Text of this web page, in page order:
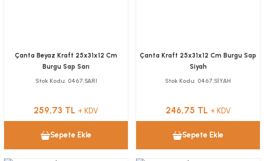
Çanta Beyaz Kraft 25x31x12 Cm
Burgu Sap Sarı
Stok Kodu 0467.SARI
259,73 TL + KDV
Sepete Ekle
Çanta Kraft 25x31x12 Cm Burgu Sap
Siyah
Stok Kodu 0467.SİYAH
246,75 TL + KDV
Sepete Ekle